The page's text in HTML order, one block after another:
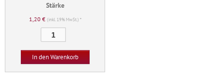
Stärke
1,20 € (inkl. 19% MwSt.) *
Menge
In den Warenkorb